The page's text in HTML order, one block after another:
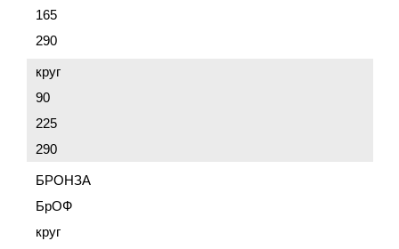
165
290
круг
90
225
290
БРОНЗА
БрОФ
круг